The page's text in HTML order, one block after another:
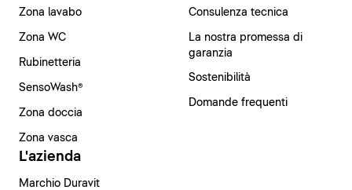
Zona lavabo
Zona WC
Rubinetteria
SensoWash®
Zona doccia
Zona vasca
Consulenza tecnica
La nostra promessa di
garanzia
Sostenibilità
Domande frequenti
L'azienda
Marchio Duravit